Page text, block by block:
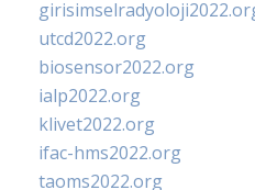
utcd2022.org
biosensor2022.org
ialp2022.org
klivet2022.org
ifac-hms2022.org
taoms2022.org